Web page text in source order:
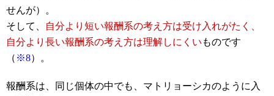
せんが）。
そして、
自分より短い報酬系の考え方は受け入れがたく、
自分より長い報酬系の考え方は理解しにくい ものです
（ ※8）。
報酬系は、同じ個体の中でも、マトリョーシカのように入